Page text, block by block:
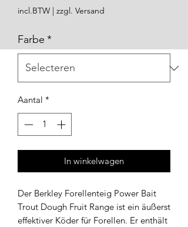
prijs
incl.BTW | zzgl. Versand
Farbe *
Aantal *
In winkelwagen
Der Berkley Forellenteig Power Bait
Trout Dough Fruit Range ist ein äußerst
effektiver Köder für Forellen. Er enthält